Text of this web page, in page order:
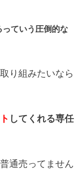
ていう圧倒的な
り組みたいなら
してくれる専任
通売ってません